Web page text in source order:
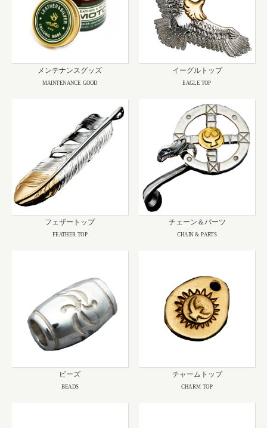
メンテナンスグッズ
MAINTENANCE GOOD
イーグルトップ
EAGLE TOP
フェザートップ
FEATHER TOP
チェーン＆パーツ
CHAIN & PARTS
ビーズ
BEADS
チャームトップ
CHARM TOP